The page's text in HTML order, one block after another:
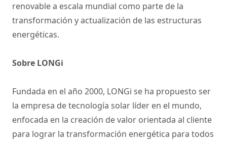
renovable a escala mundial como parte de la
transformación y actualización de las estructuras
energéticas.
Sobre LONGi
Fundada en el año 2000, LONGi se ha propuesto ser
la empresa de tecnología solar líder en el mundo,
enfocada en la creación de valor orientada al cliente
para lograr la transformación energética para todos